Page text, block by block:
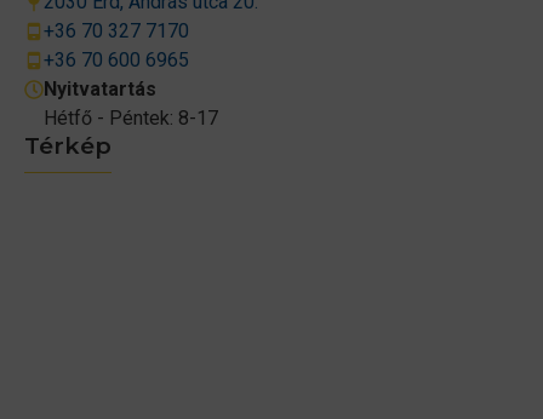
Térkép
+36 70 327 7170
+36 70 600 6965
Nyitvatartás
Hétfő - Péntek: 8-17